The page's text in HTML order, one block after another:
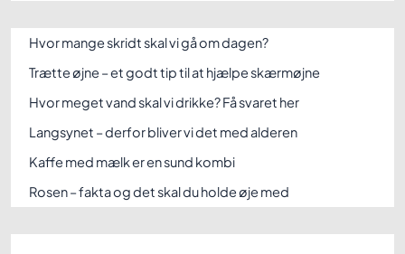
Hvor mange skridt skal vi gå om dagen?
Trætte øjne – et godt tip til at hjælpe skærmøjne
Hvor meget vand skal vi drikke? Få svaret her
Langsynet – derfor bliver vi det med alderen
Kaffe med mælk er en sund kombi
Rosen – fakta og det skal du holde øje med